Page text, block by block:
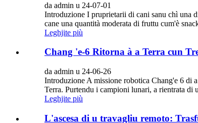
da admin u 24-07-01
Introduzione I pruprietarii di cani sanu chì una
cane una quantità moderata di fruttu cum'è
Leghjite più
Chang 'e-6 Ritorna à a Terra cun
da admin u 24-06-26
Introduzione A missione robotica Chang'e 6 di
Terra. Purtendu i campioni lunari, a rientrata di
Leghjite più
L'ascesa di u travagliu remoto: